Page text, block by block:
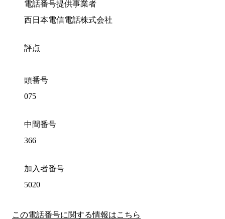
電話番号提供事業者
西日本電信電話株式会社
評点
頭番号
075
中間番号
366
加入者番号
5020
この電話番号に関する情報はこちら